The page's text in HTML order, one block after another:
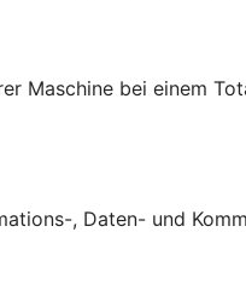
Maschine bei einem
, Daten- und